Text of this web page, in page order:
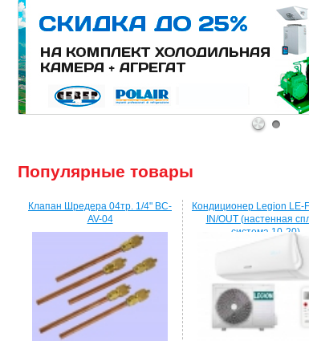
1 2
Популярные товары
Клапан Шредера 04тр. 1/4" BC-
AV-04
Кондиционер Legion LE-
IN/OUT (настенная
система 10-20)